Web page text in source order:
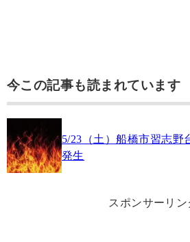
今この記事も読まれています
5/23（土）船橋市習志野
発生
スポンサーリン